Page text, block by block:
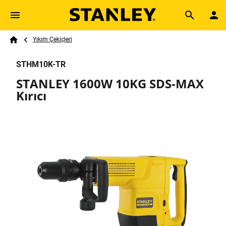
Skip to main content
Search
Breadcrumb
Yıkım Çekiçleri
STHM10K-TR
STANLEY 1600W 10KG SDS-MAX
Kırıcı